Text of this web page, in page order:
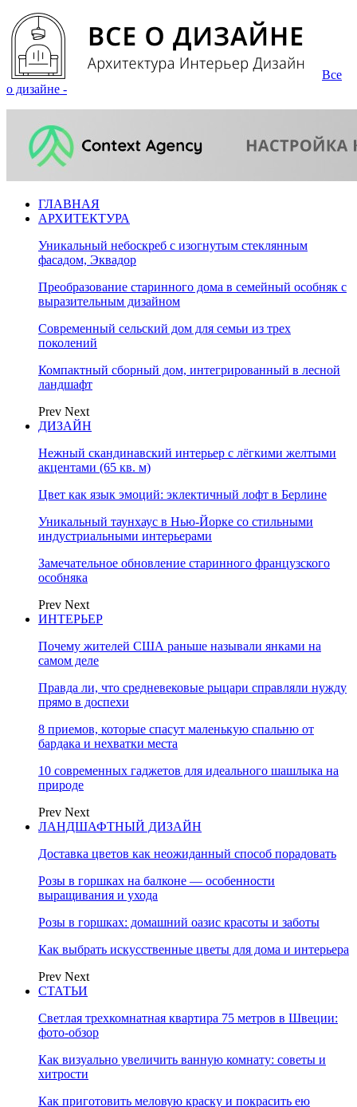
Все
о дизайне -
ГЛАВНАЯ
АРХИТЕКТУРА
Уникальный небоскреб с изогнутым стеклянным
фасадом, Эквадор
Преобразование старинного дома в семейный особняк с
выразительным дизайном
Современный сельский дом для семьи из трех
поколений
Компактный сборный дом, интегрированный в лесной
ландшафт
Prev Next
ДИЗАЙН
Нежный скандинавский интерьер с лёгкими желтыми
акцентами (65 кв. м)
Цвет как язык эмоций: эклектичный лофт в Берлине
Уникальный таунхаус в Нью-Йорке со стильными
индустриальными интерьерами
Замечательное обновление старинного французского
особняка
Prev Next
ИНТЕРЬЕР
Почему жителей США раньше называли янками на
самом деле
Правда ли, что средневековые рыцари справляли нужду
прямо в доспехи
8 приемов, которые спасут маленькую спальню от
бардака и нехватки места
10 современных гаджетов для идеального шашлыка на
природе
Prev Next
ЛАНДШАФТНЫЙ ДИЗАЙН
Доставка цветов как неожиданный способ порадовать
Розы в горшках на балконе — особенности
выращивания и ухода
Розы в горшках: домашний оазис красоты и заботы
Как выбрать искусственные цветы для дома и интерьера
Prev Next
СТАТЬИ
Светлая трехкомнатная квартира 75 метров в Швеции:
фото-обзор
Как визуально увеличить ванную комнату: советы и
хитрости
Как приготовить меловую краску и покрасить ею